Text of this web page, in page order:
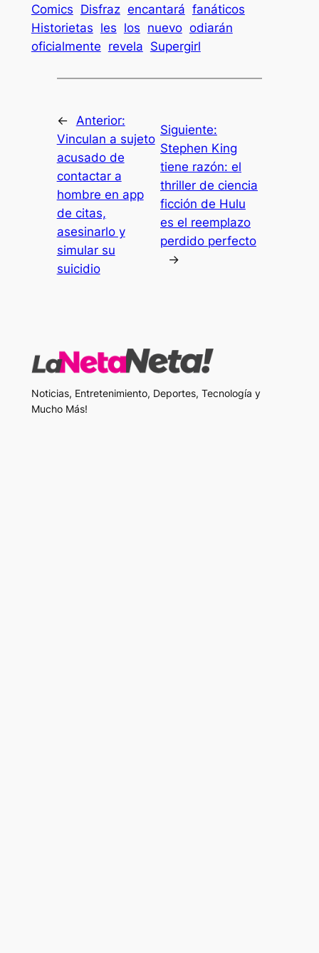
Comics Disfraz encantará fanáticos
Historietas les los nuevo odiarán
oficialmente revela Supergirl
←
Anterior:
Vinculan a sujeto
acusado de
contactar a
hombre en app
de citas,
asesinarlo y
simular su
suicidio
Siguiente:
Stephen King
tiene razón: el
thriller de ciencia
ficción de Hulu
es el reemplazo
perdido perfecto
→
Noticias, Entretenimiento, Deportes, Tecnología y
Mucho Más!